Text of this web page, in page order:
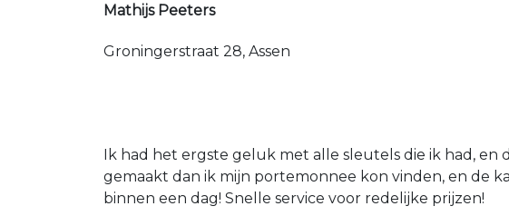
Mathijs Peeters
Groningerstraat 28, Assen
Ik had het ergste geluk met alle sleutels die ik had, en
gemaakt dan ik mijn portemonnee kon vinden, en de
binnen een dag! Snelle service voor redelijke prijzen!